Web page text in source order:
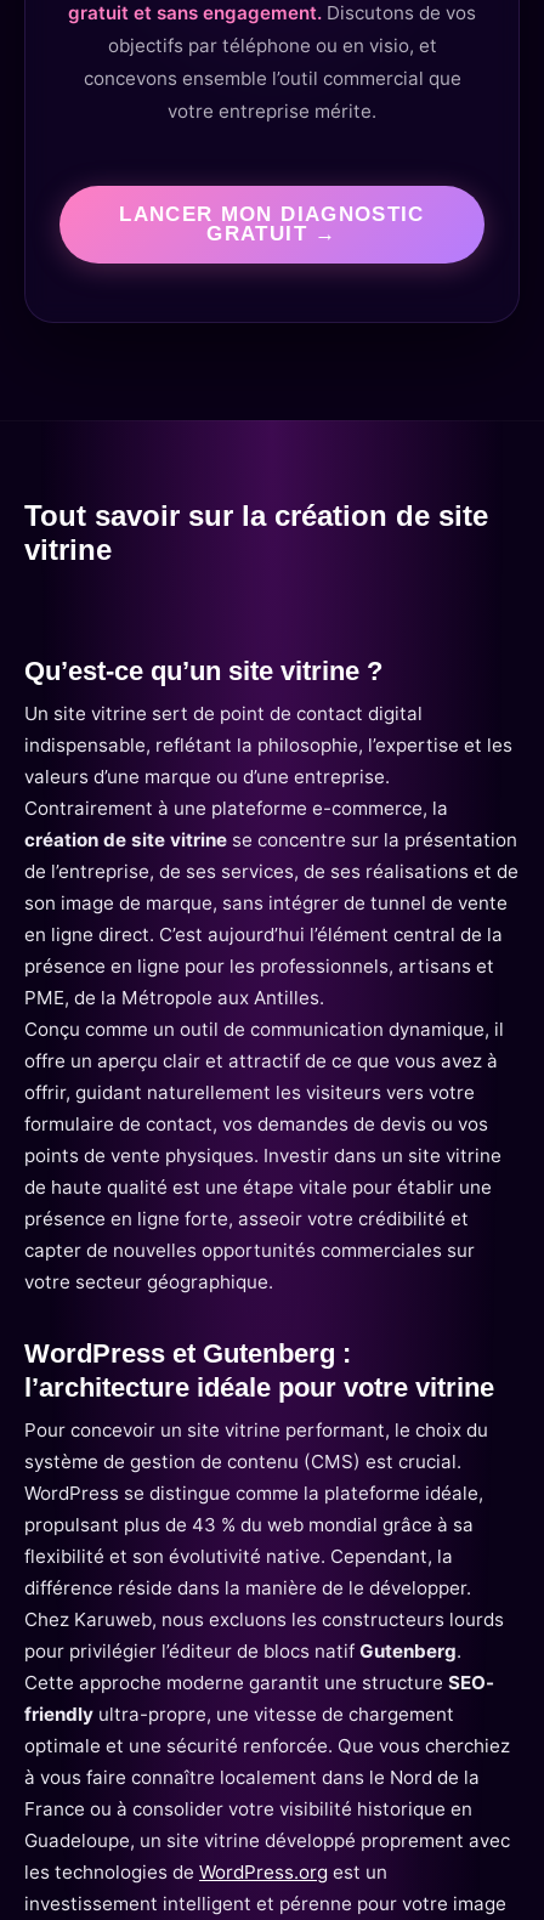
gratuit et sans engagement. Discutons de vos
objectifs par téléphone ou en visio, et
concevons ensemble l’outil commercial que
votre entreprise mérite.
LANCER MON DIAGNOSTIC
GRATUIT →
Tout savoir sur la création de site
vitrine
Qu’est-ce qu’un site vitrine ?
Un site vitrine sert de point de contact digital
indispensable, reflétant la philosophie, l’expertise et les
valeurs d’une marque ou d’une entreprise.
Contrairement à une plateforme e-commerce, la
création de site vitrine se concentre sur la présentation
de l’entreprise, de ses services, de ses réalisations et de
son image de marque, sans intégrer de tunnel de vente
en ligne direct. C’est aujourd’hui l’élément central de la
présence en ligne pour les professionnels, artisans et
PME, de la Métropole aux Antilles.
Conçu comme un outil de communication dynamique, il
offre un aperçu clair et attractif de ce que vous avez à
offrir, guidant naturellement les visiteurs vers votre
formulaire de contact, vos demandes de devis ou vos
points de vente physiques. Investir dans un site vitrine
de haute qualité est une étape vitale pour établir une
présence en ligne forte, asseoir votre crédibilité et
capter de nouvelles opportunités commerciales sur
votre secteur géographique.
WordPress et Gutenberg :
l’architecture idéale pour votre vitrine
Pour concevoir un site vitrine performant, le choix du
système de gestion de contenu (CMS) est crucial.
WordPress se distingue comme la plateforme idéale,
propulsant plus de 43 % du web mondial grâce à sa
flexibilité et son évolutivité native. Cependant, la
différence réside dans la manière de le développer.
Chez Karuweb, nous excluons les constructeurs lourds
pour privilégier l’éditeur de blocs natif Gutenberg.
Cette approche moderne garantit une structure SEO-
friendly ultra-propre, une vitesse de chargement
optimale et une sécurité renforcée. Que vous cherchiez
à vous faire connaître localement dans le Nord de la
France ou à consolider votre visibilité historique en
Guadeloupe, un site vitrine développé proprement avec
les technologies de WordPress.org est un
investissement intelligent et pérenne pour votre image